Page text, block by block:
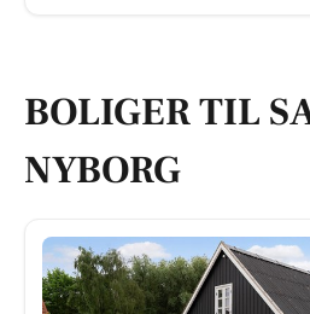
BOLIGER TIL
NYBORG